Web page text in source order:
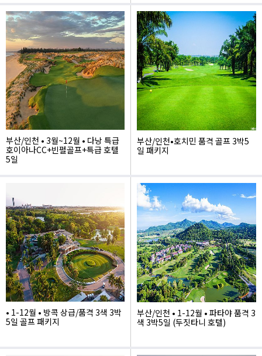
1,340,000 1,750,000
부산/인천 • 3월~12월 • 다낭 특급
호이아나CC+빈펄골프+특급 호텔
5일
부산/인천•호치민 품격 골프 3박5
일 패키지
1,150,000
• 1-12월 • 방콕 상급/품격 3색 3박
5일 골프 패키지
부산/인천 • 1-12월 • 파타야 품격 3
색 3박5일 (두짓타니 호텔)